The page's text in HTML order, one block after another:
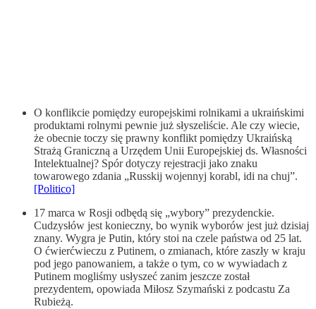
O konflikcie pomiędzy europejskimi rolnikami a ukraińskimi
produktami rolnymi pewnie już słyszeliście. Ale czy wiecie,
że obecnie toczy się prawny konflikt pomiędzy Ukraińską
Strażą Graniczną a Urzędem Unii Europejskiej ds. Własności
Intelektualnej? Spór dotyczy rejestracji jako znaku
towarowego zdania „Russkij wojennyj korabl, idi na chuj”.
[Politico]
17 marca w Rosji odbędą się „wybory” prezydenckie.
Cudzysłów jest konieczny, bo wynik wyborów jest już dzisiaj
znany. Wygra je Putin, który stoi na czele państwa od 25 lat.
O ćwierćwieczu z Putinem, o zmianach, które zaszły w kraju
pod jego panowaniem, a także o tym, co w wywiadach z
Putinem mogliśmy usłyszeć zanim jeszcze został
prezydentem, opowiada Miłosz Szymański z podcastu Za
Rubieżą.